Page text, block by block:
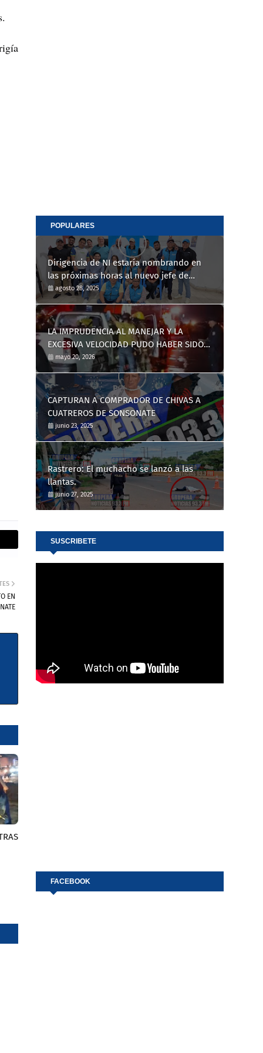
EN
POPULARES
Dirigencia de NI estaría nombrando en
las próximas horas al nuevo jefe de
distrito de Nahuizalco
agosto 28, 2025
LA IMPRUDENCIA AL MANEJAR Y LA
EXCESIVA VELOCIDAD PUDO HABER SIDO
LA CAUSA DE UN TRÁGICO ACCIDENTE DE
TRÁNSITO
mayo 20, 2026
CAPTURAN A COMPRADOR DE CHIVAS A
CUATREROS DE SONSONATE
junio 23, 2025
Rastrero: El muchacho se lanzó a las
llantas.
junio 27, 2025
SUSCRIBETE
FACEBOOK